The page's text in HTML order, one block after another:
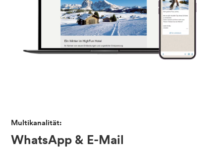
Multikanalität:
WhatsApp & E-Mail